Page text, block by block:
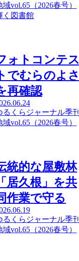
域vol.65（2026春号）
く図書館
ォトコンテス
トでむらのよさ
再確認
るくらジャーナル季刊
域vol.65（2026春号）
統的な屋敷林
「居久根」を共
作業で守る
るくらジャーナル季刊
域vol.65（2026春号）